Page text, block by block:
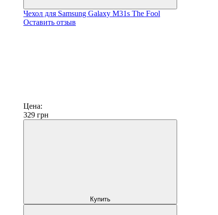
Чехол для Samsung Galaxy M31s The Fool
Оставить отзыв
Цена:
329 грн
Купить